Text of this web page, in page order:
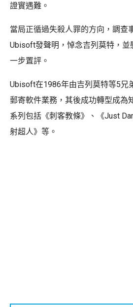
證實遇難。
當局正循過失殺人罪的方向，調查
Ubisoft發聲明，悼念吉列莫特，並
一步置評。
Ubisoft在1986年由吉列莫特等5兄
郵寄軟件業務，其後成功轉型成為
系列包括《刺客教條》、《Just
射超人》等。